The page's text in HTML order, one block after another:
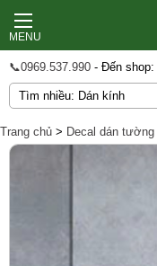
MENU
📞0969.537.990 - Đến shop:
Trang chủ > Decal dán tường